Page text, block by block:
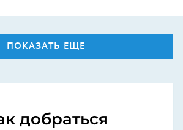
ПОКАЗАТЬ ЕЩЕ
добраться